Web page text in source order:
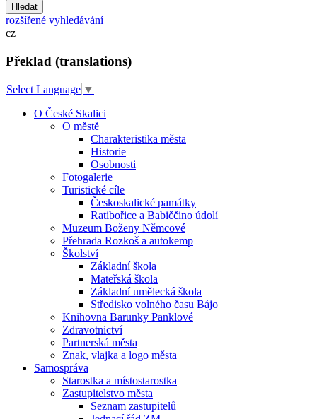
Hledat
rozšířené vyhledávání
cz
Překlad (translations)
Select Language ▼
O České Skalici
O městě
Charakteristika města
Historie
Osobnosti
Fotogalerie
Turistické cíle
Českoskalické památky
Ratibořice a Babiččino údolí
Muzeum Boženy Němcové
Přehrada Rozkoš a autokemp
Školství
Základní škola
Mateřská škola
Základní umělecká škola
Středisko volného času Bájo
Knihovna Barunky Panklové
Zdravotnictví
Partnerská města
Znak, vlajka a logo města
Samospráva
Starostka a místostarostka
Zastupitelstvo města
Seznam zastupitelů